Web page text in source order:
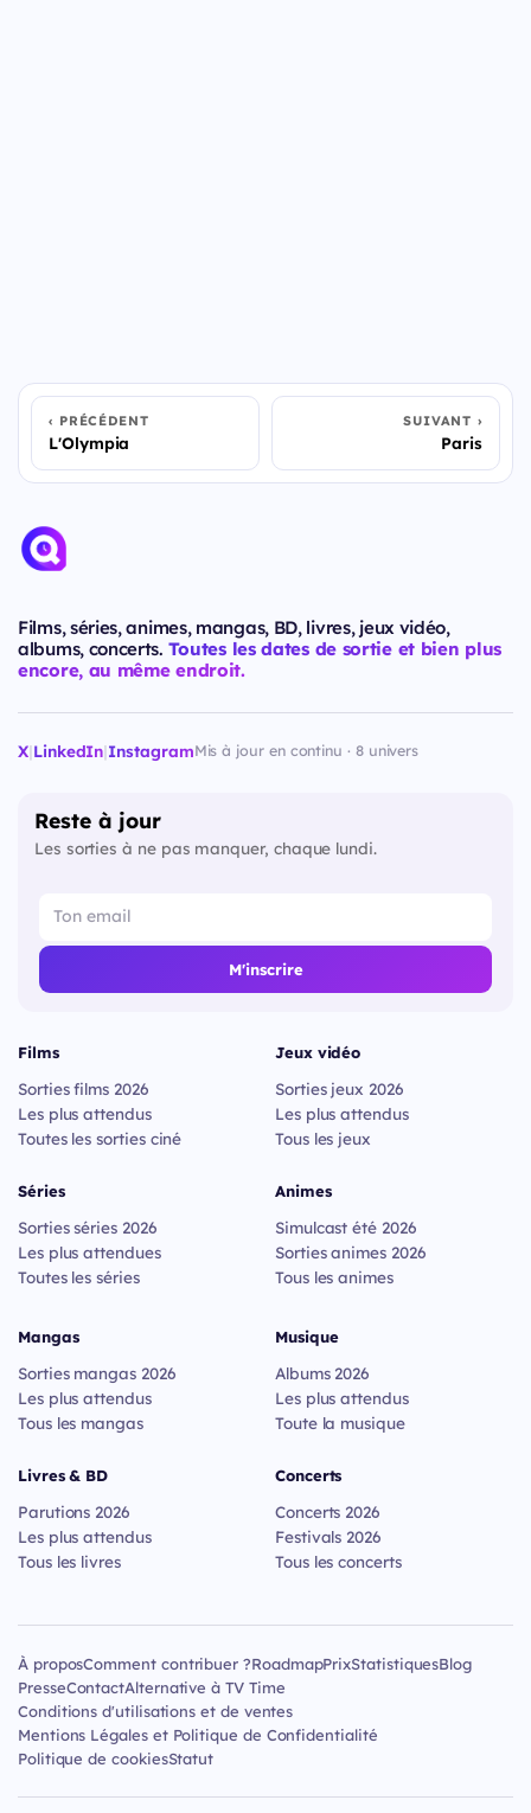
PRÉCÉDENT
L'Olympia
SUIVANT
Paris
Films, séries, animes, mangas, BD, livres, jeux vidéo,
albums, concerts. Toutes les dates de sortie et bien plus
encore, au même endroit.
X|LinkedIn|InstagramMis à jour en continu · 8 univers
Reste à jour
Les sorties à ne pas manquer, chaque lundi.
M'inscrire
Films
Sorties films 2026
Les plus attendus
Toutes les sorties ciné
Séries
Sorties séries 2026
Les plus attendues
Toutes les séries
Jeux vidéo
Sorties jeux 2026
Les plus attendus
Tous les jeux
Animes
Simulcast été 2026
Sorties animes 2026
Tous les animes
Mangas
Sorties mangas 2026
Les plus attendus
Tous les mangas
Livres & BD
Parutions 2026
Les plus attendus
Tous les livres
Musique
Albums 2026
Les plus attendus
Toute la musique
Concerts
Concerts 2026
Festivals 2026
Tous les concerts
À proposComment contribuer ?RoadmapPrixStatistiquesBlog
PresseContactAlternative à TV Time
Conditions d'utilisations et de ventes
Mentions Légales et Politique de Confidentialité
Politique de cookiesStatut